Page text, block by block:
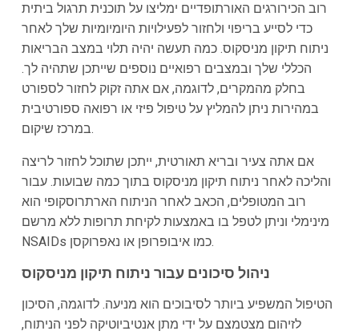
רוב הכירורגים האורתופדיים ימליצו על תוכנית תרגול ביתית
כדי לסייע בריפוי ולחזור לפעילויות היומיומיות שלך לאחר
ניתוח תיקון מניסקוס. כמה תעשה יהיה תלוי במצב הבריאות
הכללי שלך ובמצבים רפואיים נוספים שייתכן שתהיה לך.
בחלק מהמקרים, לדוגמה, אם אתה זקוק לחזור לספורט
במהירות ניתן להמליץ על טיפול פיזי או רפואה ספורטיבית
במרכז שיקום.
אם אתה צעיר ובריא תאורטית, ייתכן שתוכל לחזור לריצה
והליכה לאחר ניתוח תיקון מניסקוס בתוך כמה שבועות. עבור
רוב המטופלים, הכאב לאחר הניתוח הארתרוסקופי הוא
מינימלי וניתן לטפל בו באמצעות לקיחת תרופות ללא מרשם
NSAIDs כמו איבופרופן או נאפרוקסן.
ניהול סיכונים עבור ניתוח תיקון מניסקוס
הטיפול המשפיע ביותר לסיבוכים הוא מניעה. לדוגמה, הסיכון
לזיהום מצטמצם על ידי מתן אנטיביוטיקה לפני הניתוח,